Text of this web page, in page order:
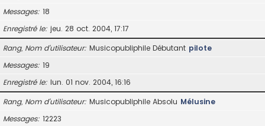
Messages 18
Enregistré le jeu. 28 oct. 2004, 17:17
Rang, Nom d’utilisateur Musicopubliphile Débutant pilote
Messages 19
Enregistré le lun. 01 nov. 2004, 16:16
Rang, Nom d’utilisateur Musicopubliphile Absolu Mélusine
Messages 12223